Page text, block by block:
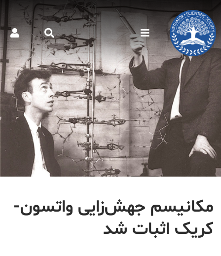
مکانیسم جهش‌زایی واتسون-
کریک اثبات شد